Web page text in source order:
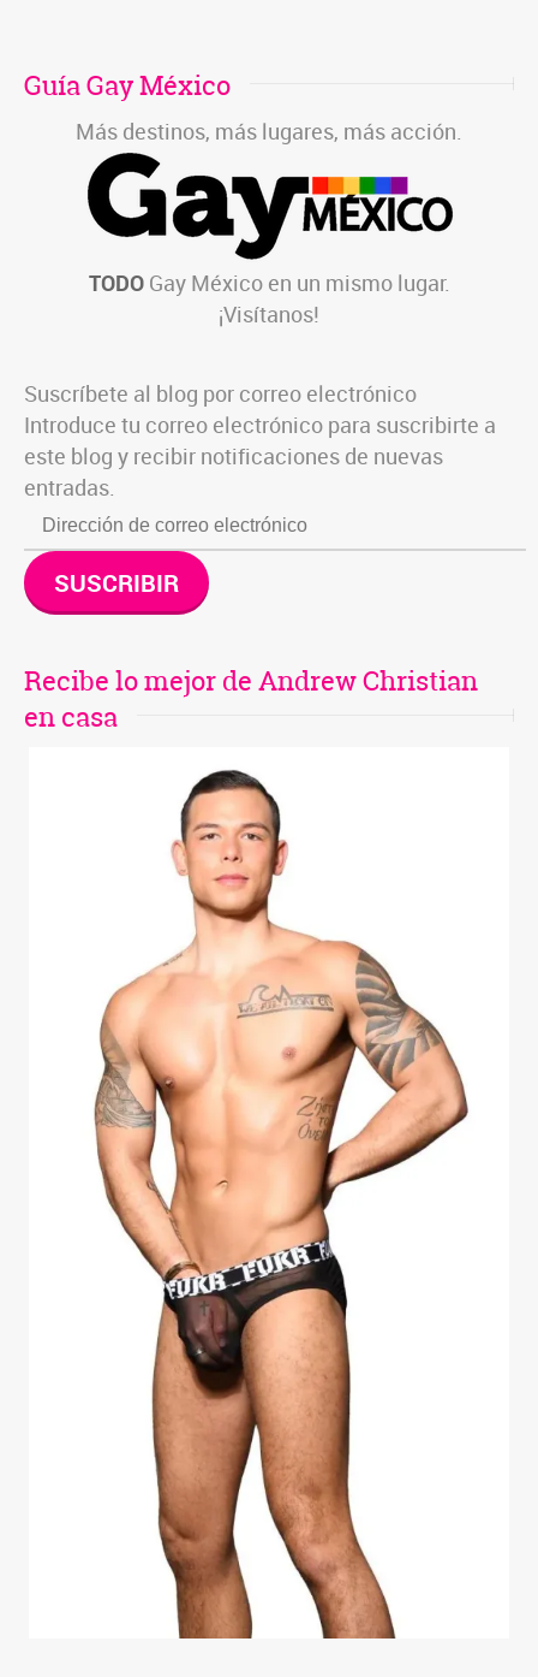
Guía Gay México
Más destinos, más lugares, más acción.
TODOGay México en un mismo lugar.
¡Visítanos!
Suscríbete al blog por correo electrónico
Introduce tu correo electrónico para suscribirte a
este blog y recibir notificaciones de nuevas
entradas.
SUSCRIBIR
Recibe lo mejor de Andrew Christian
en casa